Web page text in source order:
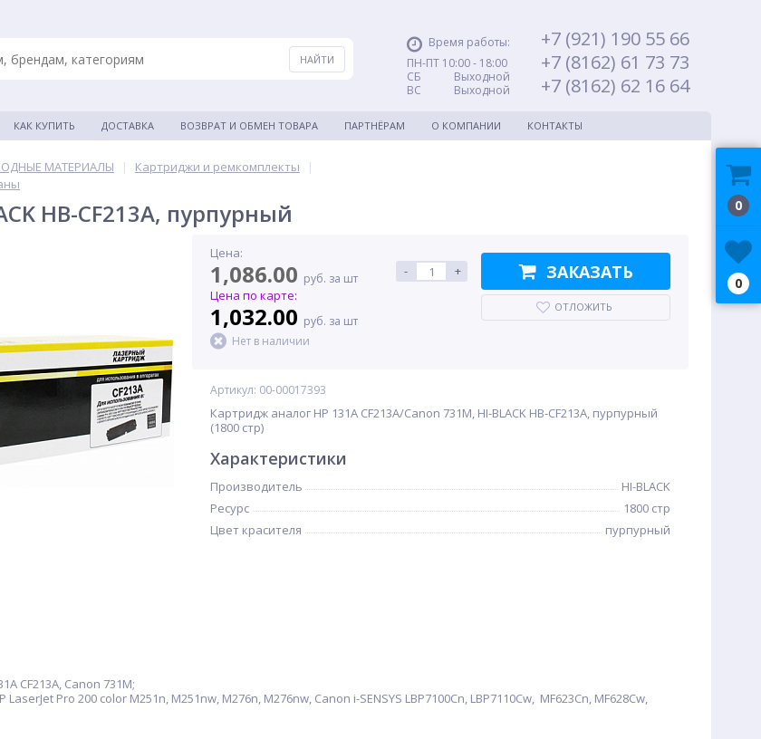
Время работы:
ПН-ПТ 10:00 - 18:00
СБ Выходной
ВС Выходной
+7 (921) 190 55 66
+7 (8162) 61 73 73
+7 (8162) 62 16 64
КАК КУПИТЬ ДОСТАВКА ВОЗВРАТ И ОБМЕН ТОВАРА ПАРТНЁРАМ О КОМПАНИИ КОНТАКТЫ
МАТЕРИАЛЫ | Картриджи и ремкомплекты
|
HB-CF213A, пурпурный
Цена:
1,086.00 руб. за шт
Цена по карте:
1,032.00 руб. за шт
Нет в наличии
- + ЗАКАЗАТЬ
ОТЛОЖИТЬ
Артикул: 00-00017393
Картридж аналог HP 131A CF213A/Canon 731M, HI-BLACK HB-CF213A, пурпурный
(1800 стр)
Характеристики
Производитель
HI-BLACK
Ресурс
1800 стр
Цвет красителя
пурпурный
CF213A, Canon 731M;
Pro 200 color M251n, M251nw, M276n, M276nw, Canon i-SENSYS LBP7100Cn, LBP7110Cw, MF623Cn, MF628Cw,
0
0